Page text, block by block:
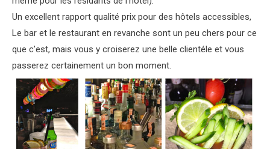
Un excellent rapport qualité prix pour des hôtels accessibles,
Le bar et le restaurant en revanche sont un peu chers pour ce
que c’est, mais vous y croiserez une belle clientéle et vous
passerez certainement un bon moment.